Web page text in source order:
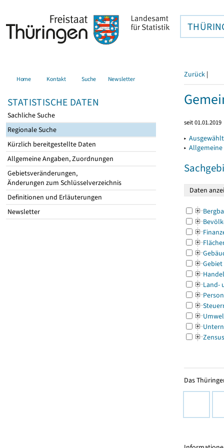
Home Kontakt Suche Newsletter
STATISTISCHE DATEN
Sachliche Suche
Regionale Suche
Kürzlich bereitgestellte Daten
Allgemeine Angaben, Zuordnungen
Gebietsveränderungen,
Änderungen zum Schlüsselverzeichnis
Definitionen und Erläuterungen
Newsletter
Zurück |
seit 01.01.2019
▸
▸
Gebiet
Land-
Zensus
Das